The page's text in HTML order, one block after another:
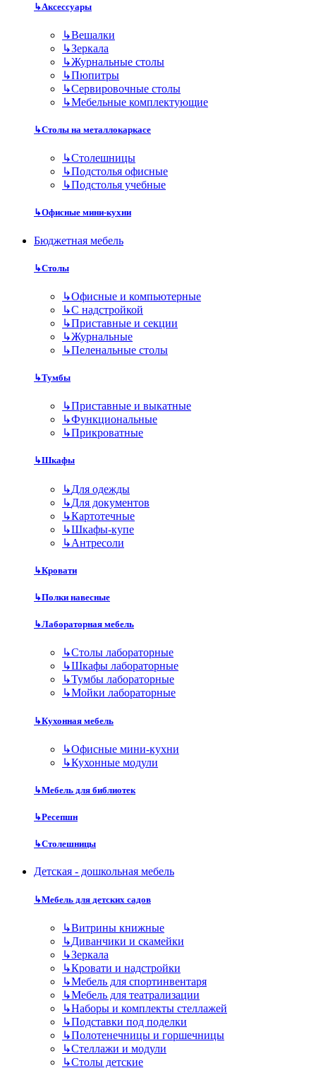
↳Аксессуары
↳Вешалки
↳Зеркала
↳Журнальные столы
↳Пюпитры
↳Сервировочные столы
↳Мебельные комплектующие
↳Столы на металлокаркасе
↳Столешницы
↳Подстолья офисные
↳Подстолья учебные
↳Офисные мини-кухни
Бюджетная мебель
↳Столы
↳Офисные и компьютерные
↳С надстройкой
↳Приставные и секции
↳Журнальные
↳Пеленальные столы
↳Тумбы
↳Приставные и выкатные
↳Функциональные
↳Прикроватные
↳Шкафы
↳Для одежды
↳Для документов
↳Картотечные
↳Шкафы-купе
↳Антресоли
↳Кровати
↳Полки навесные
↳Лабораторная мебель
↳Столы лабораторные
↳Шкафы лабораторные
↳Тумбы лабораторные
↳Мойки лабораторные
↳Кухонная мебель
↳Офисные мини-кухни
↳Кухонные модули
↳Мебель для библиотек
↳Ресепшн
↳Столешницы
Детская - дошкольная мебель
↳Мебель для детских садов
↳Витрины книжные
↳Диванчики и скамейки
↳Зеркала
↳Кровати и надстройки
↳Мебель для спортинвентаря
↳Мебель для театрализации
↳Наборы и комплекты стеллажей
↳Подставки под поделки
↳Полотенечницы и горшечницы
↳Стеллажи и модули
↳Столы детские